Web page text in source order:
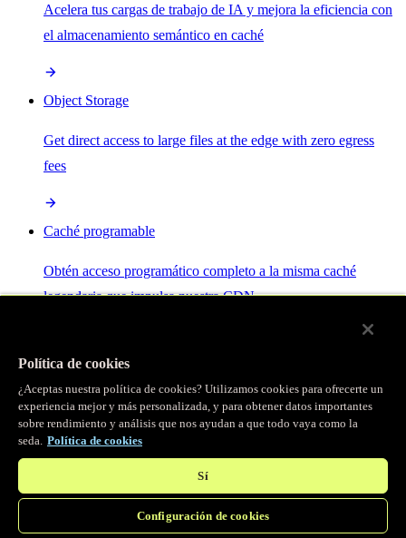
Acelera tus cargas de trabajo de IA y mejora la eficiencia con
el almacenamiento semántico en caché
Object Storage
Get direct access to large files at the edge with zero egress
fees
Caché programable
Obtén acceso programático completo a la misma caché
legendaria que impulsa nuestra CDN.
Servidor MCP
Control por IA para tus servicios Fastly.
Política de cookies
¿Aceptas nuestra política de cookies? Utilizamos cookies para ofrecerte un
experiencia mejor y más personalizada, y para obtener datos importantes
sobre rendimiento y análisis que nos ayudan a que todo vaya como la
seda. Política de cookies
Sí
Configuración de cookies